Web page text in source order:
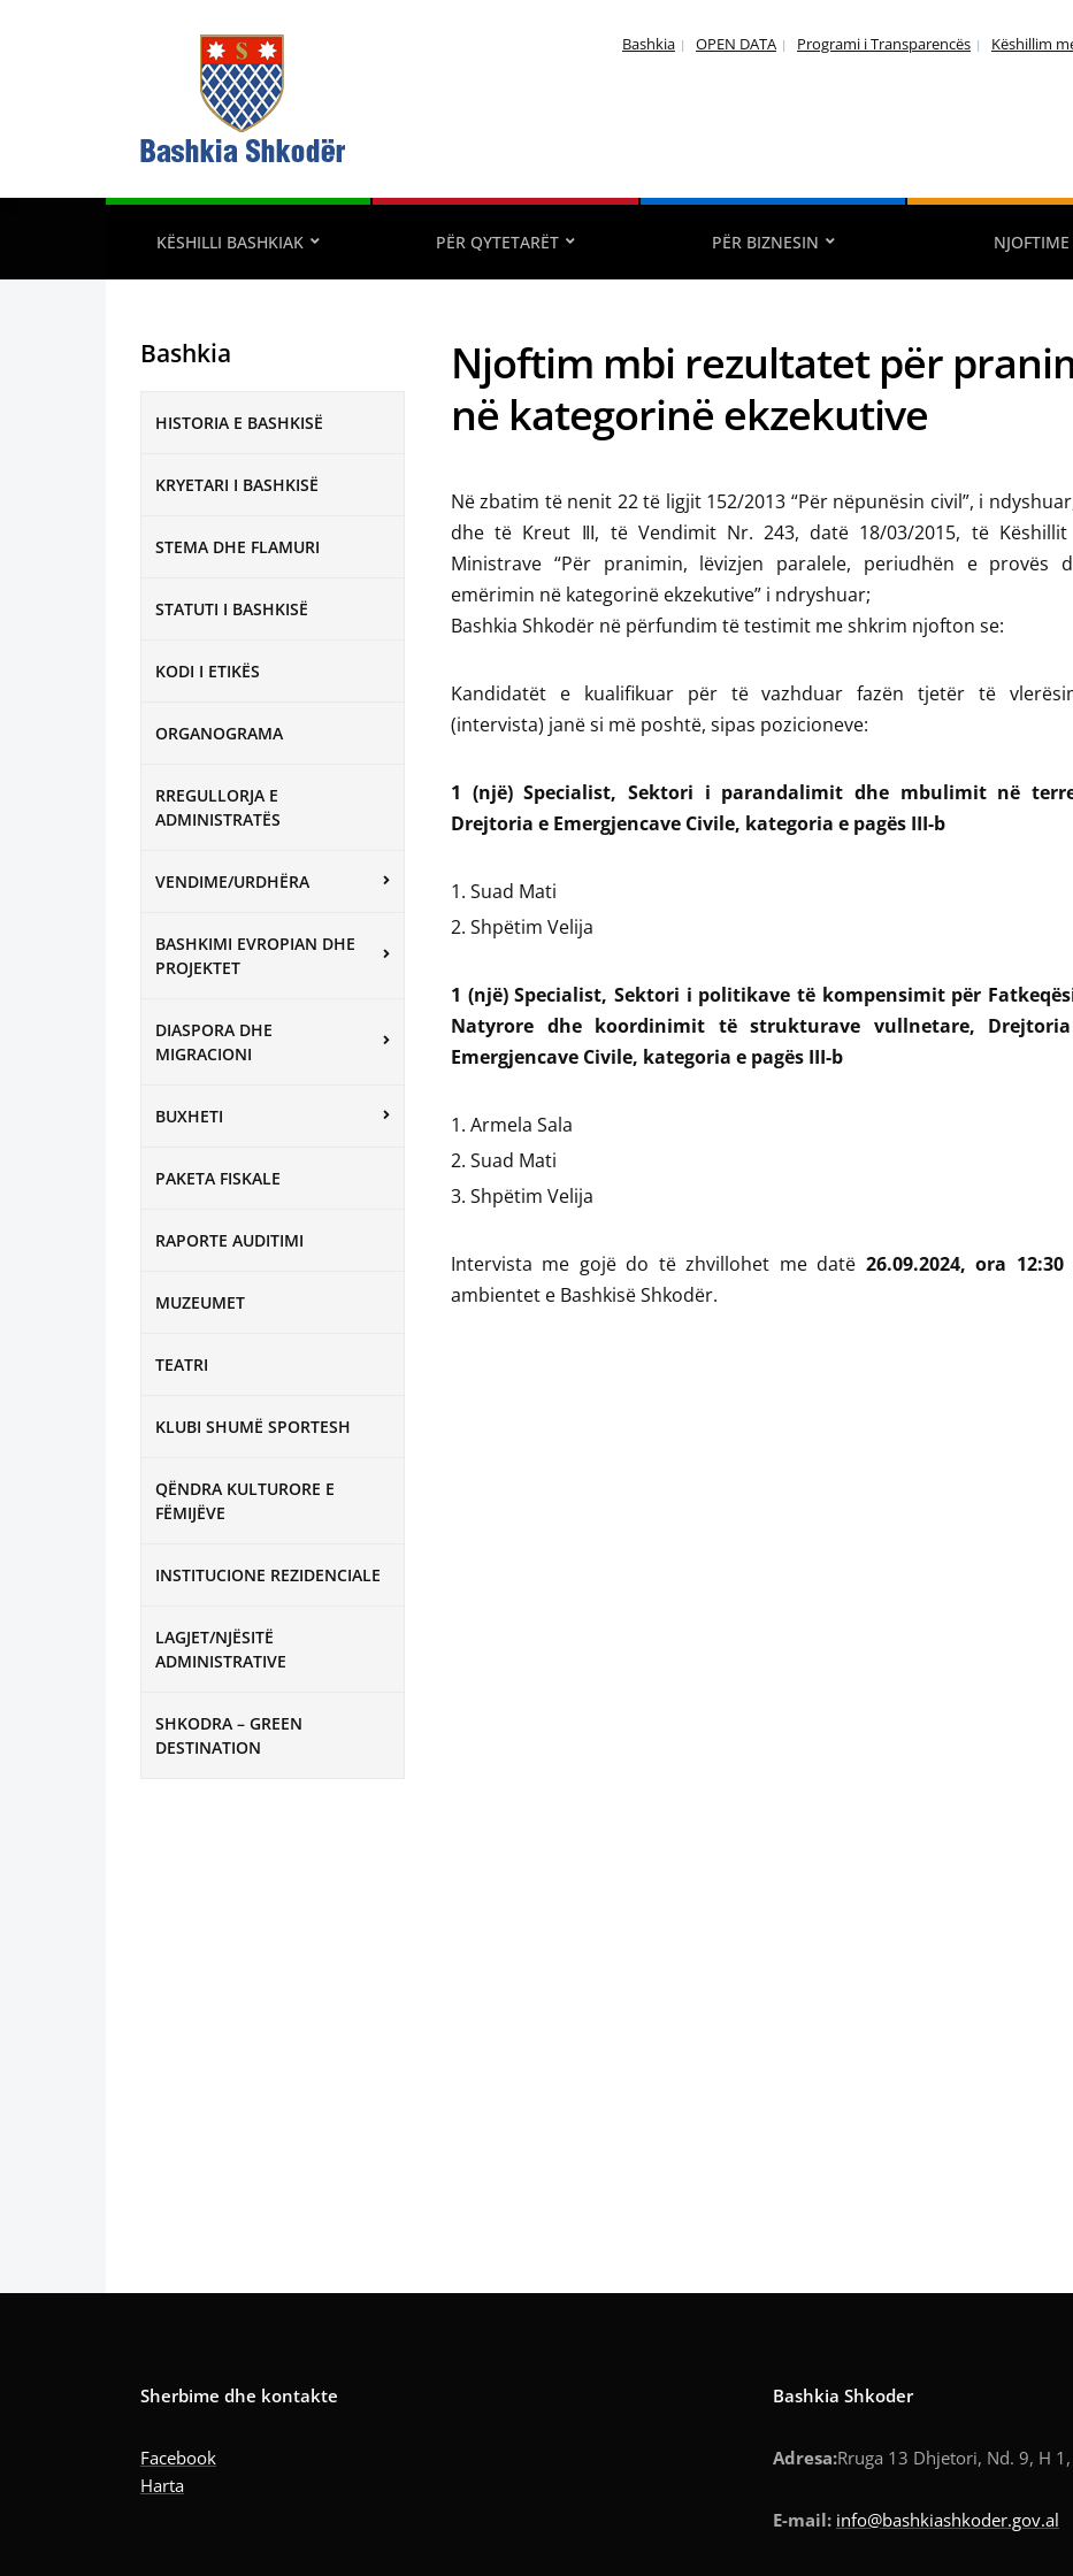
Bashkia OPEN DATA Programi i Transparencës Këshillim
KËSHILLI BASHKIAK PËR QYTETARËT PËR BIZNESIN NJOFTIME
Bashkia
HISTORIA E BASHKISË
KRYETARI I BASHKISË
STEMA DHE FLAMURI
STATUTI I BASHKISË
KODI I ETIKËS
ORGANOGRAMA
RREGULLORJA E
ADMINISTRATËS
VENDIME/URDHËRA
BASHKIMI EVROPIAN DHE
PROJEKTET
DIASPORA DHE
MIGRACIONI
BUXHETI
PAKETA FISKALE
RAPORTE AUDITIMI
MUZEUMET
TEATRI
KLUBI SHUMË SPORTESH
QËNDRA KULTURORE E
FËMIJËVE
INSTITUCIONE REZIDENCIALE
LAGJET/NJËSITË
ADMINISTRATIVE
SHKODRA – GREEN
DESTINATION
Njoftim mbi rezultatet për
në kategorinë ekzekutive
Në zbatim të nenit 22 të ligjit 152/2013 “Për nëpunësin civil”, i
dhe të Kreut III, të Vendimit Nr. 243, datë 18/03/2015, të
Ministrave “Për pranimin, lëvizjen paralele, periudhën e provës
emërimin në kategorinë ekzekutive” i ndryshuar;
Bashkia Shkodër në përfundim të testimit me shkrim njofton se:
Kandidatët e kualifikuar për të vazhduar fazën tjetër të
(intervista) janë si më poshtë, sipas pozicioneve:
1 (një) Specialist, Sektori i parandalimit dhe mbulimit në
Drejtoria e Emergjencave Civile, kategoria e pagës III-b
Suad Mati
Shpëtim Velija
1 (një) Specialist, Sektori i politikave të kompensimit për
Natyrore dhe koordinimit të strukturave vullnetare,
Emergjencave Civile, kategoria e pagës III-b
Armela Sala
Suad Mati
Shpëtim Velija
Intervista me gojë do të zhvillohet me datë 26.09.2024, ora 12:30
ambientet e Bashkisë Shkodër.
Sherbime dhe kontakte
Facebook
Harta
Bashkia Shkoder
Adresa:Rruga 13 Dhjetori, Nd. 9, H
E-mail: info@bashkiashkoder.gov.al